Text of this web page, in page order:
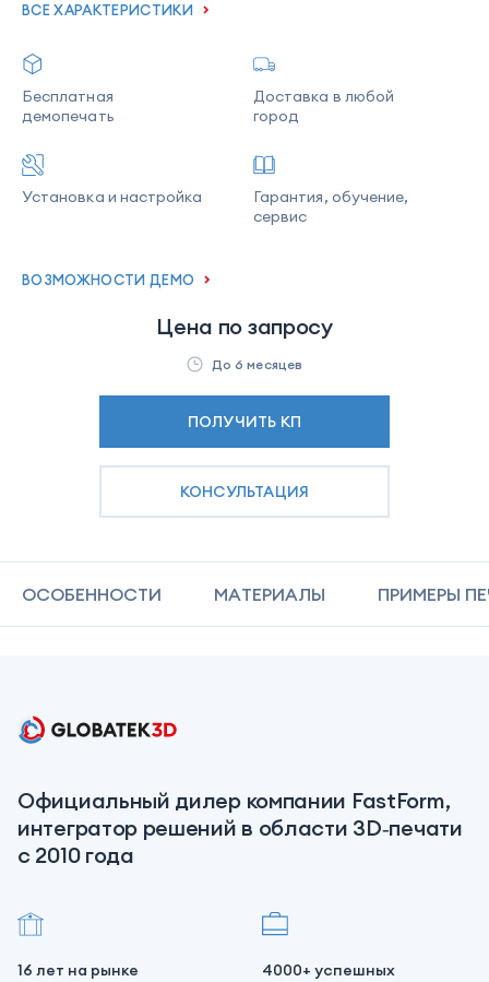
ВСЕ ХАРАКТЕРИСТИКИ
Бесплатная
демопечать
Доставка в любой
город
Установка и настройка
Гарантия, обучение,
сервис
ВОЗМОЖНОСТИ ДЕМО
Цена по запросу
До 6 месяцев
ПОЛУЧИТЬ КП
КОНСУЛЬТАЦИЯ
ОСОБЕННОСТИ МАТЕРИАЛЫ ПРИМЕРЫ
Официальный дилер компании FastForm,
интегратор решений в области 3D‑печати
с 2010 года
16 лет на рынке
4000+ успешных